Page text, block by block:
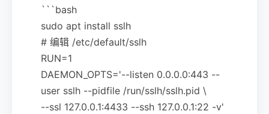
```bash
sudo apt install sslh
# 编辑 /etc/default/sslh
RUN=1
DAEMON_OPTS='--listen 0.0.0.0:443 --
user sslh --pidfile /run/sslh/sslh.pid \
--ssl 127.0.0.1:4433 --ssh 127.0.0.1:22 -v'